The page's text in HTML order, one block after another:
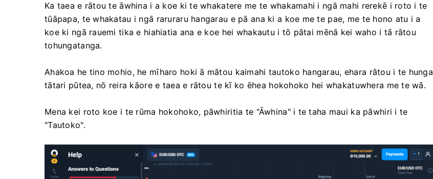
Ka taea e rātou te āwhina i a koe ki te whakatere me te whakamahi i ngā mahi rerekē i roto i te
tūāpapa, te whakatau i ngā raruraru hangarau e pā ana ki a koe me te pae, me te hono atu i a
koe ki ngā rauemi tika e hiahiatia ana e koe hei whakautu i tō pātai mēnā kei waho i tā rātou
tohungatanga.
Ahakoa he tino mohio, he mīharo hoki ā mātou kaimahi tautoko hangarau, ehara rātou i te hunga
tātari pūtea, nō reira kāore e taea e rātou te kī ko ēhea hokohoko hei whakatuwhera me te wā.
Mena kei roto koe i te rūma hokohoko, pāwhiritia te "Āwhina" i te taha maui ka pāwhiri i te
"Tautoko".